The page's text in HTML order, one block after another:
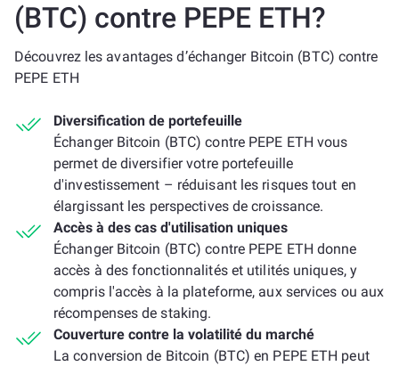
(BTC) contre PEPE ETH?
Découvrez les avantages d’échanger Bitcoin (BTC) contre
PEPE ETH
Diversification de portefeuille
Échanger Bitcoin (BTC) contre PEPE ETH vous
permet de diversifier votre portefeuille
d'investissement – réduisant les risques tout en
élargissant les perspectives de croissance.
Accès à des cas d'utilisation uniques
Échanger Bitcoin (BTC) contre PEPE ETH donne
accès à des fonctionnalités et utilités uniques, y
compris l'accès à la plateforme, aux services ou aux
récompenses de staking.
Couverture contre la volatilité du marché
La conversion de Bitcoin (BTC) en PEPE ETH peut